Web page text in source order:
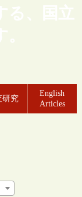
る、国立
研究
English
Articles